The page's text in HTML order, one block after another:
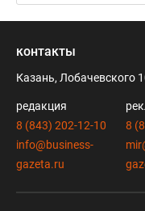
контакты
Казань, Лобачевского
редакция
8 (843) 202-12-10
info@business-
gazeta.ru
8